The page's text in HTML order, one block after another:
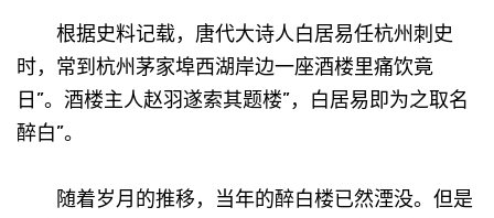
根据史料记载，唐代大诗人白居易任杭州刺史
时，常到杭州茅家埠西湖岸边一座酒楼里痛饮竟
日”。酒楼主人赵羽遂索其题楼”，白居易即为之取名
醉白”。
随着岁月的推移，当年的醉白楼已然湮没。但是